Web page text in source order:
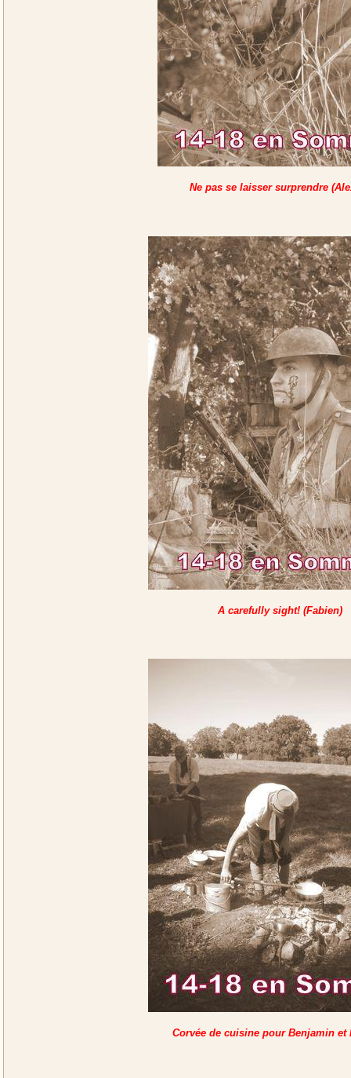
Ne pas se laisser surprendre
A carefully sight! (Fabien)
Corvée de cuisine pour Benjamin et